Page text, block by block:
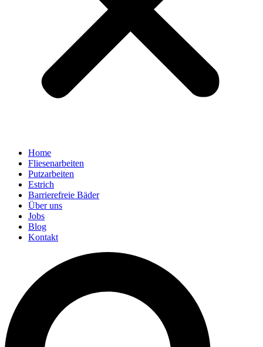
Home
Fliesenarbeiten
Putzarbeiten
Estrich
Barrierefreie Bäder
Über uns
Jobs
Blog
Kontakt